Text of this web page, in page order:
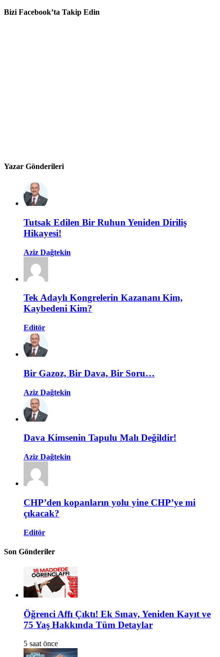
Bizi Facebook’ta Takip Edin
Yazar Gönderileri
Tutsak Edilen Bir Ruhun Yeniden Diriliş
Hikayesi!
Aziz Dağtekin
Tek Adaylı Kongrelerin Kazananı Kim,
Kaybedeni Kim?
Editör
Bir Gazoz, Bir Dava, Bir Soru…
Aziz Dağtekin
Dava Kimsenin Tapulu Malı Değildir!
Aziz Dağtekin
CHP’den kopanların yolu yine CHP’ye mi
çıkacak?
Editör
Son Gönderiler
Öğrenci Affı Çıktı! Ek Sınav, Yeniden Kayıt ve
75 Yaş Hakkında Tüm Detaylar
5 saat önce